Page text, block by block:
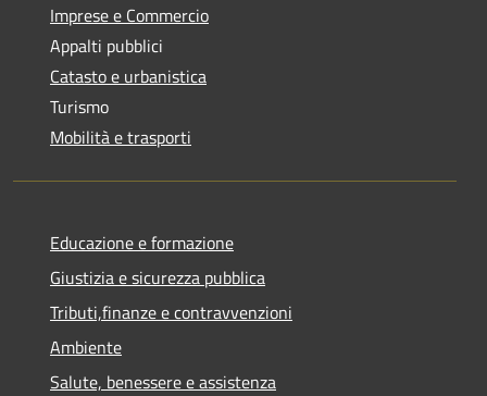
Imprese e Commercio
Appalti pubblici
Catasto e urbanistica
Turismo
Mobilità e trasporti
Educazione e formazione
Giustizia e sicurezza pubblica
Tributi,finanze e contravvenzioni
Ambiente
Salute, benessere e assistenza